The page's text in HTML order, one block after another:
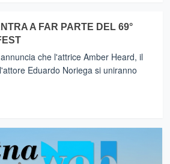
A FAR PARTE DEL 69°
che l'attrice Amber Heard, il
Eduardo Noriega si uniranno